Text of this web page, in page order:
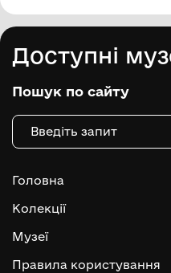
Доступні
Пошук по сайту
Головна
Колекції
Музеї
Правила користування